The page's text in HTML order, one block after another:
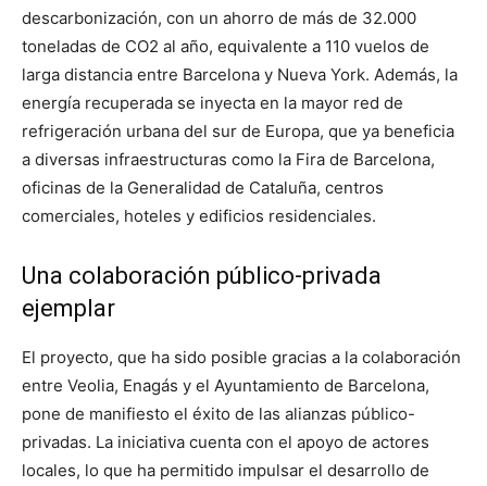
descarbonización, con un ahorro de más de 32.000
toneladas de CO2 al año, equivalente a 110 vuelos de
larga distancia entre Barcelona y Nueva York. Además, la
energía recuperada se inyecta en la mayor red de
refrigeración urbana del sur de Europa, que ya beneficia
a diversas infraestructuras como la Fira de Barcelona,
oficinas de la Generalidad de Cataluña, centros
comerciales, hoteles y edificios residenciales.
Una colaboración público-privada
ejemplar
El proyecto, que ha sido posible gracias a la colaboración
entre Veolia, Enagás y el Ayuntamiento de Barcelona,
pone de manifiesto el éxito de las alianzas público-
privadas. La iniciativa cuenta con el apoyo de actores
locales, lo que ha permitido impulsar el desarrollo de